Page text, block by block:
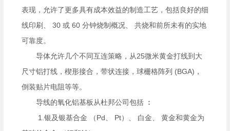
表现，允许了更多具有成本效益的制造工艺，包括良好的细
线印刷、 30 或 60 分钟烧制概况、 共烧和前所未有的实地
可靠度。
导体允许几个不同互连策略，从25微米黄金打线到大
尺寸铝打线，楔形接合，带状连接，球栅格阵列 (BGA) ，
倒装贴片电阻等等。
导线的氧化铝基板从杜邦公司包括 ︰
1. 银及银基合金 （Pd Pt）、 白金、 黄金和黄金为